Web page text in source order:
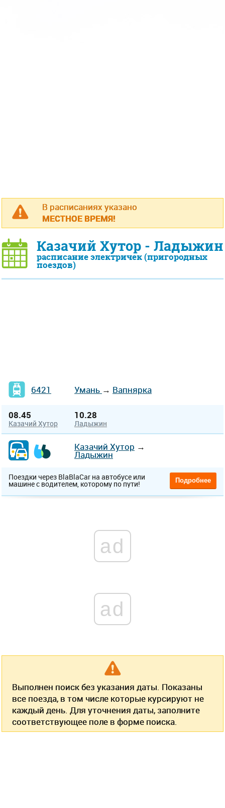
В расписаниях указано
МЕСТНОЕ ВРЕМЯ!
Казачий Хутор - Ладыжин
расписание электричек (пригородных
поездов)
6421 Умань → Вапнярка
08.45
Казачий Хутор
10.28
Ладыжин
Казачий Хутор →
Ладыжин
Поездки через BlaBlaCar на автобусе или
машине с водителем, которому по пути! Подробнее
ad
ad
Выполнен поиск без указания даты. Показаны
все поезда, в том числе которые курсируют не
каждый день. Для уточнения даты, заполните
соответствующее поле в форме поиска.